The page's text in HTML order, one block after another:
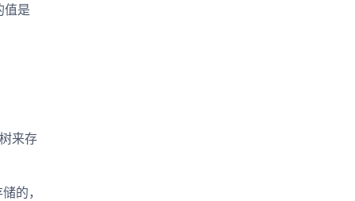
值是
来存
的，